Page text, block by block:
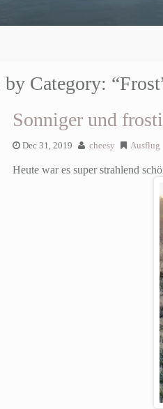
by Category:
Sonniger und
Dec 31, 2019 cheesy Ausflug
Heute war es super strahlend